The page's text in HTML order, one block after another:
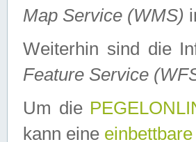
Map Service (WMS)
Weiterhin sind die
Feature Service
Um die
kann eine